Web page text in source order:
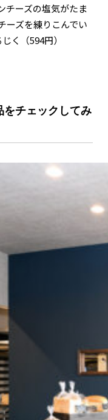
チーズの塩気がたま
ーズを練りこんでい
く（594円）
をチェックしてみ